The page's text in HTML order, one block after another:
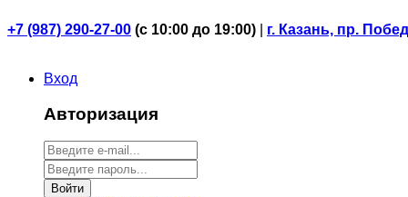
+7 (987) 290-27-00 (с 10:00 до 19:00) г. Казань, пр.
Вход
Авторизация
Войти